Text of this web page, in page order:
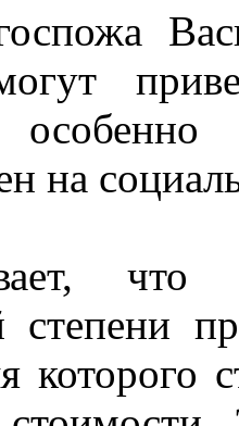
на
что
степени
которого